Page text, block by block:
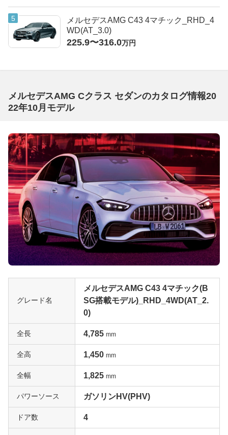
メルセデスAMG C43 4マチック_RHD_4
WD(AT_3.0)
225.9〜316.0万円
メルセデスAMG Cクラス セダンのカタログ情報20
22年10月モデル
グレード名
メルセデスAMG C43 4マチック(B
SG搭載モデル)_RHD_4WD(AT_2.
0)
全長 4,785 mm
全高 1,450 mm
全幅 1,825 mm
パワーソース ガソリンHV(PHV)
ドア数 4